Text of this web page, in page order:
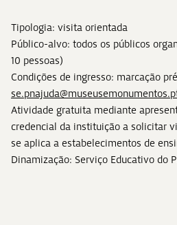
Tipologia: visita orientada
Público-alvo: todos os públicos
10 pessoas)
Condições de ingresso: marcação
Atividade gratuita mediante
credencial da instituição a solicitar
se aplica a estabelecimentos de
Dinamização: Serviço Educativo do